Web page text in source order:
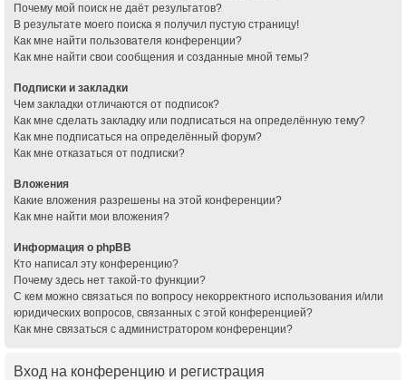
Почему мой поиск не даёт результатов?
В результате моего поиска я получил пустую страницу!
Как мне найти пользователя конференции?
Как мне найти свои сообщения и созданные мной темы?
Подписки и закладки
Чем закладки отличаются от подписок?
Как мне сделать закладку или подписаться на определённую тему?
Как мне подписаться на определённый форум?
Как мне отказаться от подписки?
Вложения
Какие вложения разрешены на этой конференции?
Как мне найти мои вложения?
Информация о phpBB
Кто написал эту конференцию?
Почему здесь нет такой-то функции?
С кем можно связаться по вопросу некорректного использования и/или
юридических вопросов, связанных с этой конференцией?
Как мне связаться с администратором конференции?
Вход на конференцию и регистрация